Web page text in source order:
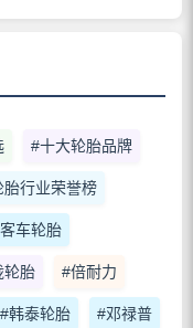
#十大轮胎品牌
胎行业荣誉榜
车轮胎
轮胎 #倍耐力
#韩泰轮胎 #邓禄普